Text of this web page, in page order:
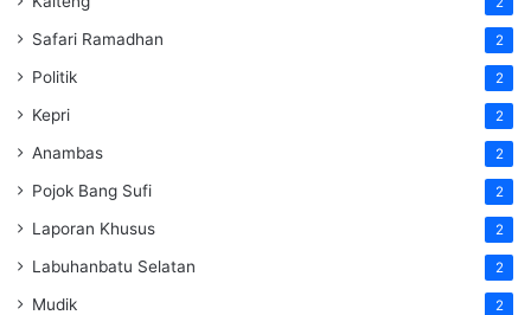
Safari Ramadhan 2
Politik 2
Kepri 2
Anambas 2
Pojok Bang Sufi 2
Laporan Khusus 2
Labuhanbatu Selatan 2
Mudik 2